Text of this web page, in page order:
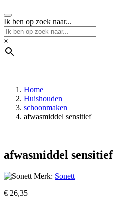
Ik ben op zoek naar...
×
Home
Huishouden
schoonmaken
afwasmiddel sensitief
afwasmiddel sensitief
Merk: Sonett
€ 26,35